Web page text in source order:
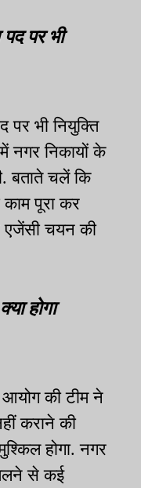
पर भी
पर भी नियुक्ति
में नगर निकायों के
बताते चलें कि
पूरा कर
एजेंसी चयन की
होगा
आयोग की टीम ने
कराने की
होगा. नगर
से कई